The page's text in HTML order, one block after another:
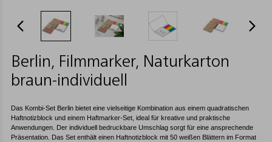
Berlin, Filmmarker, Naturkarton
braun-individuell
Das Kombi-Set Berlin bietet eine vielseitige Kombination aus einem quadratischen
Haftnotizblock und einem Haftmarker-Set, ideal für kreative und praktische
Anwendungen. Der individuell bedruckbare Umschlag sorgt für eine ansprechende
Präsentation. Das Set enthält einen Haftnotizblock mit 50 weißen Blättern im Format